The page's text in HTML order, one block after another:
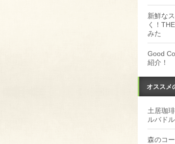
新鮮な
く！
みた
Good
紹介！
オススメ
土居珈
ルバドル
森のコ